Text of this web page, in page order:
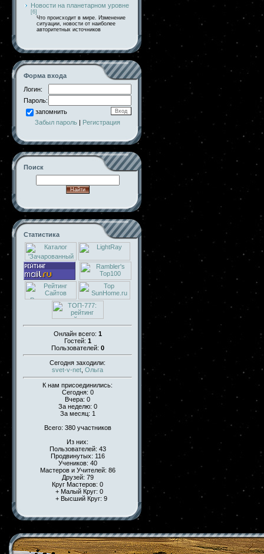
Новости на планетарном уровне
[6]
Что происходит в мире. Изменение
ситуации, новости от наиболее
авторитетных источников
Форма входа
Логин:
Пароль:
запомнить
Забыл пароль | Регистрация
Поиск
Статистика
Онлайн всего: 1
Гостей: 1
Пользователей: 0
Сегодня заходили:
svet-v-net Ольга
К нам присоединились:
Сегодня: 0
Вчера: 0
За неделю: 0
За месяц: 1
Всего: 380 участников
Из них:
Пользователей: 43
Продвинутых: 116
Учеников: 40
Мастеров и Учителей: 86
Друзей: 79
Круг Мастеров: 0
+ Малый Круг: 0
+ Высший Круг: 9